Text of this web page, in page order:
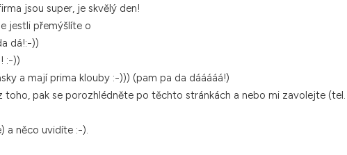
jsou super, je skvělý den!
jestli přemýšlíte o
dá!:-))
:-))
a mají prima klouby :-))) (pam pa da dááááá!)
toho, pak se porozhlédněte po těchto stránkách a nebo mi zavolejte
a něco uvidíte :-).